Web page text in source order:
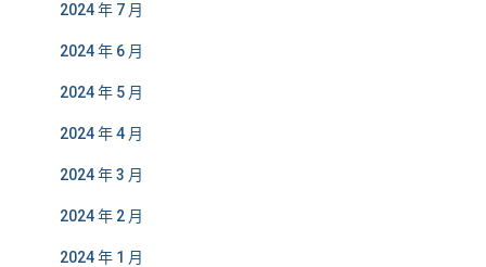
2024 年 7 月
2024 年 6 月
2024 年 5 月
2024 年 4 月
2024 年 3 月
2024 年 2 月
2024 年 1 月